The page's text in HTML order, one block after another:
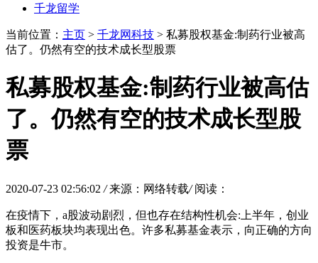
千龙留学
当前位置： 主页 > 千龙网科技 > 私募股权基金:制药行业被高
估了。仍然有空的技术成长型股票
私募股权基金:制药行业被高估
了。仍然有空的技术成长型股
票
2020-07-23 02:56:02 / 来源：网络转载/ 阅读：
在疫情下，a股波动剧烈，但也存在结构性机会:上半年，创业
板和医药板块均表现出色。许多私募基金表示，向正确的方向
投资是牛市。